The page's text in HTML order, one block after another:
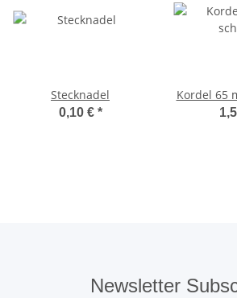
Stecknadel
0,10 € *
Kordel 65
Newsletter